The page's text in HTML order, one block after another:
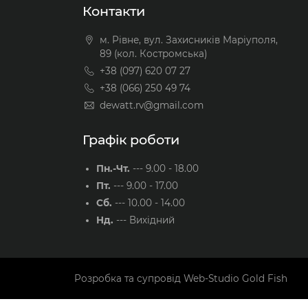
Контакти
м. Рівне, вул. Захисників Маріуполя,
89 (кол. Костромська)
+38 (097) 620 07 27
+38 (066) 250 49 74
dewatt.rv@gmail.com
Графік роботи
Пн.-Чт. --- 9.00 - 18.00
Пт. --- 9.00 - 17.00
Сб. --- 10.00 - 14.00
Нд. --- Вихідний
Розробка та супровід Web-Studio Gold Fish